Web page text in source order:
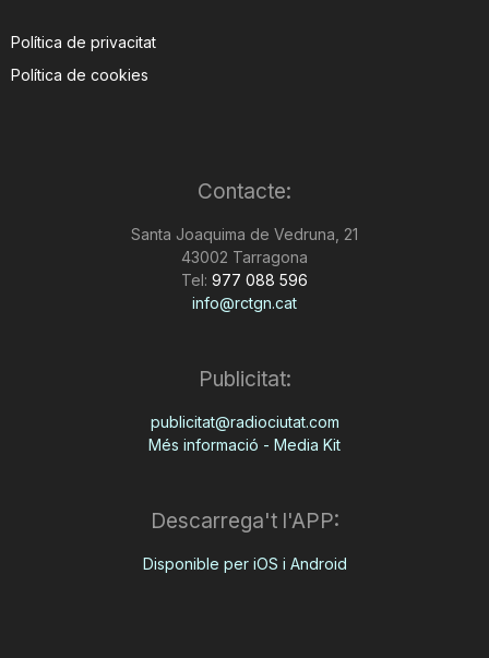
Política de privacitat
Política de cookies
Contacte:
Santa Joaquima de Vedruna, 21
43002 Tarragona
Tel: 977 088 596
info@rctgn.cat
Publicitat:
publicitat@radiociutat.com
Més informació - Media Kit
Descarrega't l'APP:
Disponible per iOS i Android